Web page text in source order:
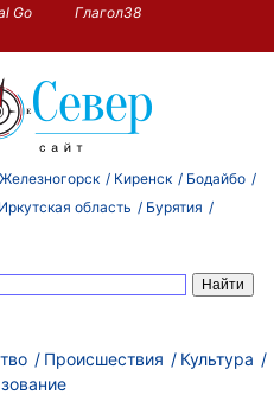
Go
Глагол38
Железногорск Киренск
Бодайбо
Иркутская область
Бурятия
Происшествия
Культура